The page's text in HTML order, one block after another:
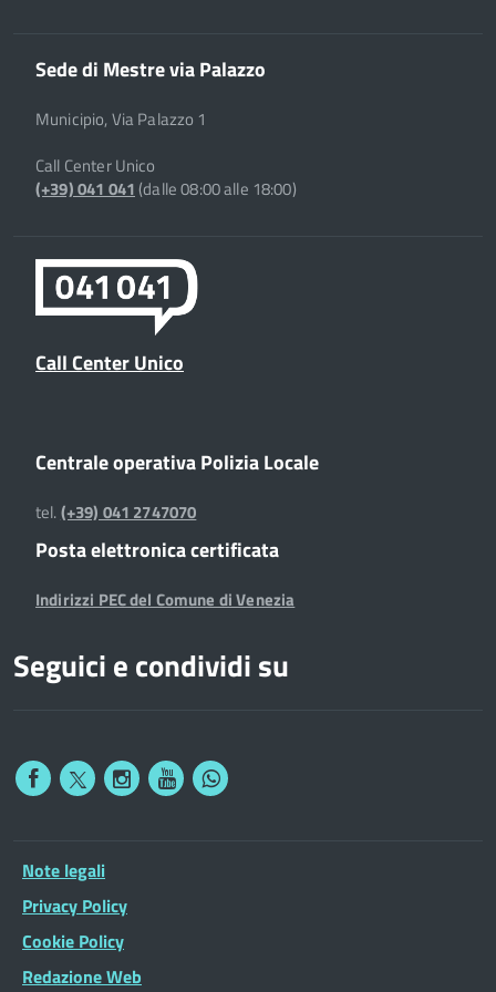
Sede di Mestre via Palazzo
Municipio, Via Palazzo 1
Call Center Unico
(+39) 041 041(dalle 08:00 alle 18:00)
Call Center Unico
Centrale operativa Polizia Locale
tel.(+39) 041 2747070
Posta elettronica certificata
Indirizzi PEC del Comune di Venezia
Seguici e condividi su
Note legali
Privacy Policy
Cookie Policy
Redazione Web